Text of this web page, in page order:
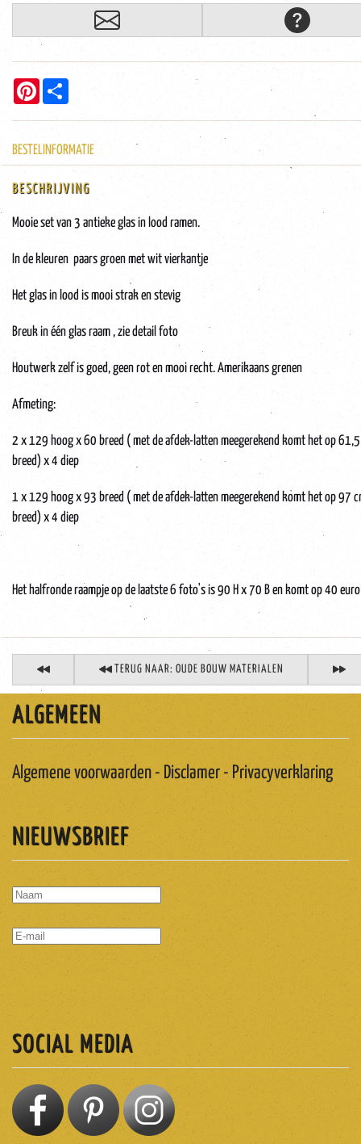
Pinterest
BESTELINFORMATIE
BESCHRIJVING
Mooie set van 3 antieke glas in lood ramen.
In de kleuren paars groen met wit vierkantje
Het glas in lood is mooi strak en stevig
Breuk in één glas raam , zie detail foto
Houtwerk zelf is goed, geen rot en mooi recht. Amerikaans grenen
Afmeting:
2 x 129 hoog x 60 breed ( met de afdek-latten meegerekend komt het op 61,5
breed) x 4 diep
1 x 129 hoog x 93 breed ( met de afdek-latten meegerekend komt het op 97
breed) x 4 diep
Het halfronde raampje op de laatste 6 foto's is 90 H x 70 B en komt op 40 euro
TERUG NAAR: OUDE BOUW MATERIALEN
ALGEMEEN
Algemene voorwaarden - Disclamer - Privacyverklaring
NIEUWSBRIEF
SOCIAL MEDIA